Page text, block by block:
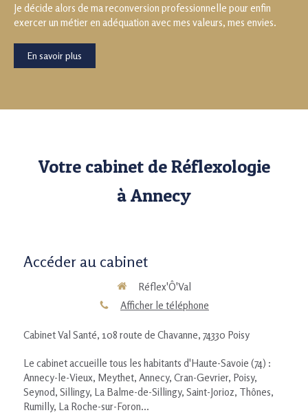
Je décide alors de ma reconversion professionnelle pour enfin
exercer un métier en adéquation avec mes valeurs, mes envies.
En savoir plus
Votre cabinet de Réflexologie
à Annecy
Accéder au cabinet
Réflex'Ô'Val
Afficher le téléphone
Cabinet Val Santé, 108 route de Chavanne, 74330 Poisy
Le cabinet accueille tous les habitants d'Haute-Savoie (74) :
Annecy-le-Vieux, Meythet, Annecy, Cran-Gevrier, Poisy,
Seynod, Sillingy, La Balme-de-Sillingy, Saint-Jorioz, Thônes,
Rumilly, La Roche-sur-Foron...